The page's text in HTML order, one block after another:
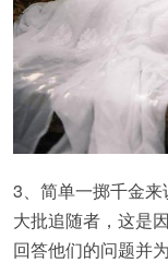
3、简单一掷千金
大批追随者，这是
回答他们的问题并